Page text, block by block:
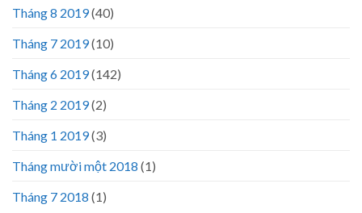
Tháng 8 2019(40)
Tháng 7 2019(10)
Tháng 6 2019(142)
Tháng 2 2019(2)
Tháng 1 2019(3)
Tháng mười một 2018 (1)
Tháng 7 2018 (1)